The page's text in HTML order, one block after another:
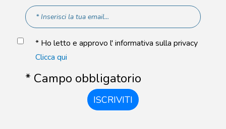
* Ho letto e approvo l' informativa sulla privacy
Clicca qui
* Campo obbligatorio
ISCRIVITI